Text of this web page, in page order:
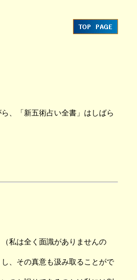
、「新五術占い全書」はしばら
私は全く面識がありませんの
、その真意も汲み取ることがで